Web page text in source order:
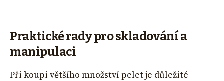
Praktické rady pro skladování a
manipulaci
Při koupi většího množství pelet je důležité